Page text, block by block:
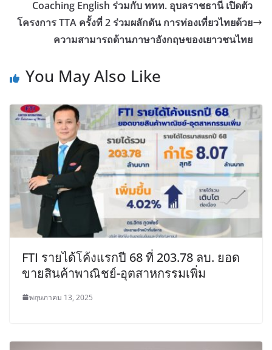
Coaching English ร่วมกับ ททท. อุบลราชธานี เปิดตัว
โครงการ TTA ครั้งที่ 2 ร่วมผลักดัน การท่องเที่ยวไทยด้วย
ความสามารถด้านภาษาอังกฤษของเยาวชนไทย
You May Also Like
FTI รายได้โค้งแรกปี 68 ที่ 203.78 ลบ. ยอด
ขายสินค้าพาณิชย์-อุตสาหกรรมเพิ่ม
พฤษภาคม 13, 2025